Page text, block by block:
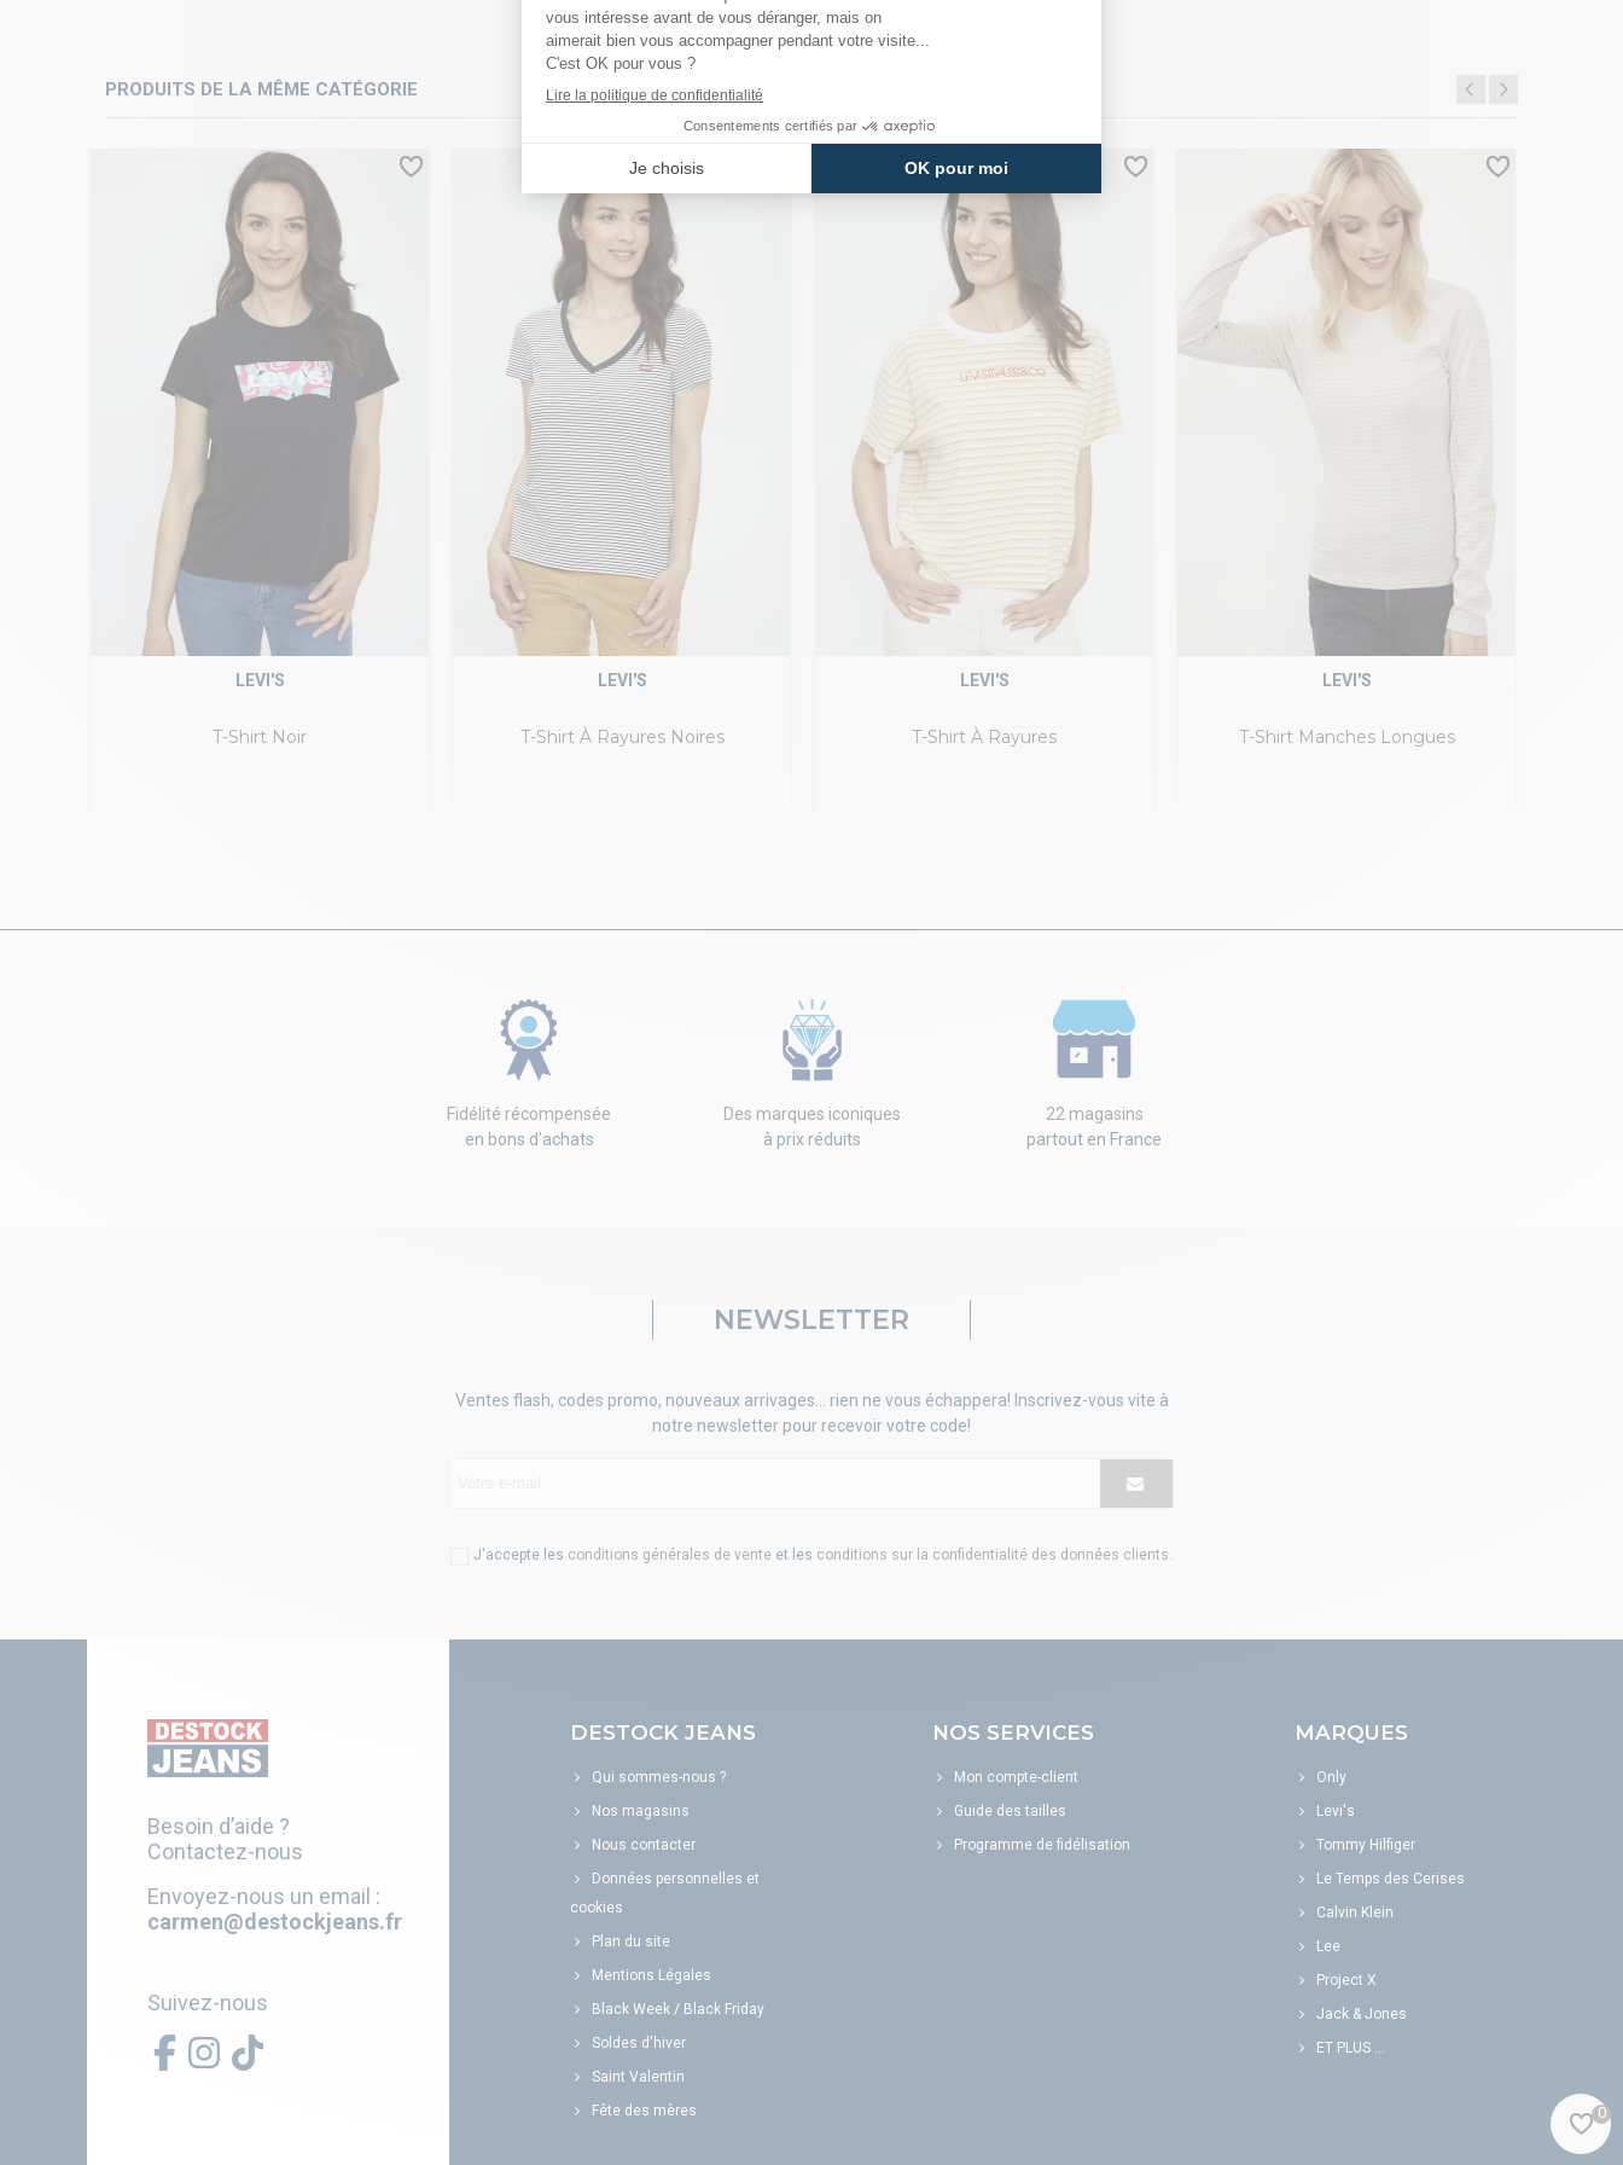
PRODUITS DE LA MÊME CATÉGORIE
T-Shirt Noir
LEVI'S
T-Shirt À Rayures Noires
LEVI'S
T-Shirt À Rayures
LEVI'S
T-Shirt Manches Longues
LEVI'S
Fidélité récompensée
en bons d'achats
Des marques iconiques
à prix réduits
22 magasins
partout en France
NEWSLETTER
Ventes flash, codes promo, nouveaux arrivages... rien ne vous échappera! Inscrivez-vous vite à
notre newsletter pour recevoir votre code!
J'accepte les conditions générales de vente et les conditions sur la confidentialité des données clients
Besoin d’aide ?
Contactez-nous
Envoyez-nous un email :
carmen@destockjeans.fr
Suivez-nous
DESTOCK JEANS
Qui sommes-nous ?
Nos magasins
Nous contacter
Données personnelles et
cookies
Plan du site
Mentions Légales
Black Week / Black Friday
Soldes d'hiver
Saint Valentin
Fête des mères
NOS SERVICES
Mon compte-client
Guide des tailles
Programme de fidélisation
MARQUES
Only
Levi's
Tommy Hilfiger
Le Temps des Cerises
Calvin Klein
Lee
Project X
Jack & Jones
ET PLUS ...
0